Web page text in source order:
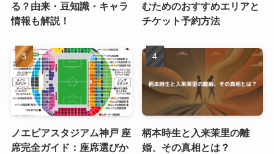
る？由来・豆知識・キャラ
情報も解説！
むためのおすすめエリアと
チケット予約方法
ノエビアスタジアム神戸 座
席完全ガイド：座席選びか
柄本時生と入来茉里の離
婚、その真相とは？